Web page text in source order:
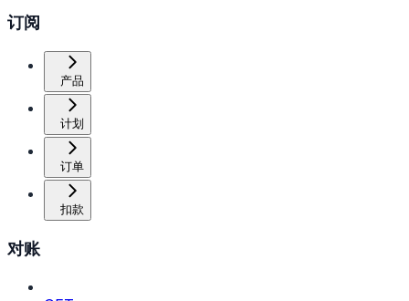
订阅
产品
计划
订单
扣款
对账